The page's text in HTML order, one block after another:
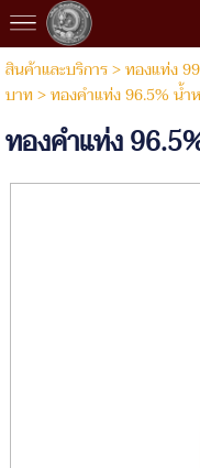
สินค้าและบริการ>ทองแท่ง
บาท> ทองคำแท่ง 96.5% นํ้า
ทองคำแท่ง